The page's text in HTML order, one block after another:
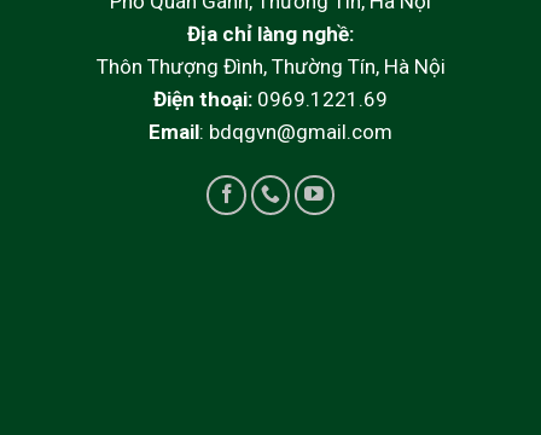
Địa chỉ làng nghề:
Thôn Thượng Đình, Thường Tín, Hà Nội
Điện thoại: 0969.1221.69
Email: bdqgvn@gmail.com